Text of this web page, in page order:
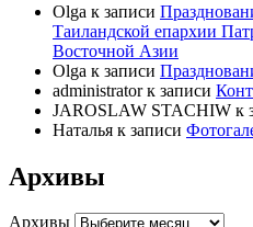
Olga к записи
Таиландской епархии
Восточной Азии
Olga к записи
administratorк записи
JAROSLAW STACHIW к
Наталья к записи
Архивы
Архивы